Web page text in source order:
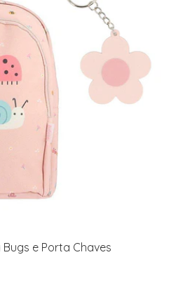
Bugs e Porta Chaves